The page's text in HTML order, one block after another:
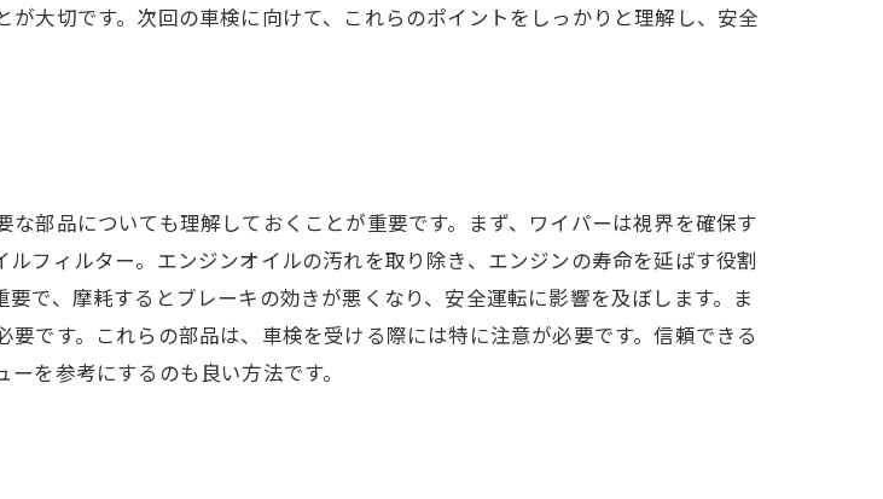
大切です。次回の車検に向けて、これらのポイントをしっかりと理解し、安全
部品についても理解しておくことが重要です。まず、ワイパーは視界を確保す
フィルター。エンジンオイルの汚れを取り除き、エンジンの寿命を延ばす役割
で、摩耗するとブレーキの効きが悪くなり、安全運転に影響を及ぼします。ま
です。これらの部品は、車検を受ける際には特に注意が必要です。信頼できる
を参考にするのも良い方法です。